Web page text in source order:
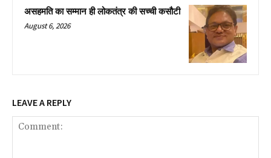
असहमति का सम्मान ही लोकतंत्र की सच्ची कसौटी
August 6, 2026
LEAVE A REPLY